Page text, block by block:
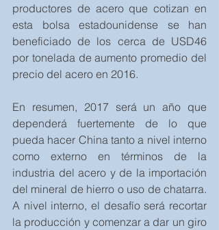
productores de acero que cotizan en
esta bolsa estadounidense se han
beneficiado de los cerca de USD46
por tonelada de aumento promedio del
precio del acero en 2016.
En resumen, 2017 será un año que
dependerá fuertemente de lo que
pueda hacer China tanto a nivel interno
como externo en términos de la
industria del acero y de la importación
del mineral de hierro o uso de chatarra.
A nivel interno, el desafío será recortar
la producción y comenzar a dar un giro